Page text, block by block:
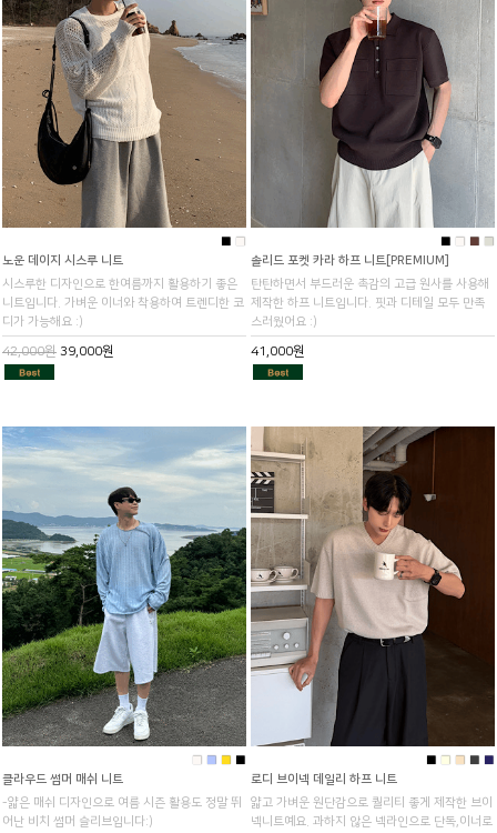
■ ■
노운 데이지 시스루 니트
시스루한 디자인으로 한여름까지 활용하기 좋은
니트입니다. 가벼운 이너와 착용하여 트렌디한 코
디가 가능해요 :)
42,000원 39,000원
■ ■ ■ ■
솔리드 포켓 카라 하프 니트[PREMIUM]
탄탄하면서 부드러운 촉감의 고급 원사를 사용해
제작한 하프 니트입니다. 핏과 디테일 모두 만족
스러웠어요 :)
41,000원
클라우드 썸머 매쉬 니트
-얇은 매쉬 디자인으로 여름 시즌 활용도 정말 뛰
어난 비치 썸머 슬리브입니다:)
로디 브이넥 데일리 하프 니트
얇고 가벼운 원단감으로 퀄리티 좋게 제작한 브이
넥니트예요. 과하지 않은 넥라인으로 단독,이너로